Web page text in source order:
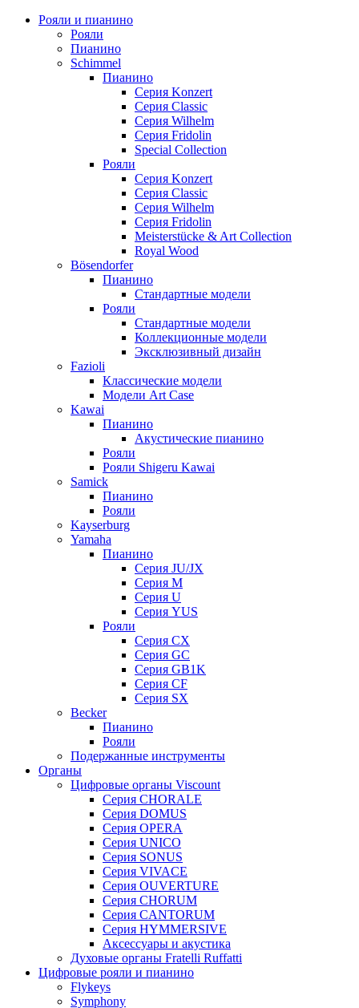
Рояли и пианино
Рояли
Пианино
Schimmel
Пианино
Серия Konzert
Серия Classic
Серия Wilhelm
Серия Fridolin
Special Collection
Рояли
Серия Konzert
Серия Classic
Серия Wilhelm
Серия Fridolin
Meisterstücke & Art Collection
Royal Wood
Bösendorfer
Пианино
Стандартные модели
Рояли
Стандартные модели
Коллекционные модели
Эксклюзивный дизайн
Fazioli
Классические модели
Модели Art Case
Kawai
Пианино
Акустические пианино
Рояли
Рояли Shigeru Kawai
Samick
Пианино
Рояли
Kayserburg
Yamaha
Пианино
Серия JU/JX
Серия M
Серия U
Серия YUS
Рояли
Серия CX
Серия GC
Серия GB1K
Серия CF
Серия SX
Becker
Пианино
Рояли
Подержанные инструменты
Органы
Цифровые органы Viscount
Серия CHORALE
Серия DOMUS
Серия OPERA
Серия UNICO
Серия SONUS
Серия VIVACE
Серия OUVERTURE
Серия CHORUM
Серия CANTORUM
Серия HYMMERSIVE
Аксессуары и акустика
Духовые органы Fratelli Ruffatti
Цифровые рояли и пианино
Flykeys
Symphony